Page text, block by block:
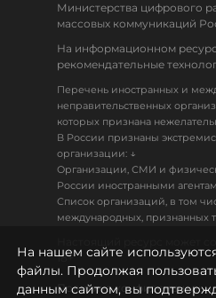
Министерства цифрового
массовых коммуникаций
На информационном
рекомендательные
Перечень иностранных и
неправительственных
которых признана
В России признаны
организации: ↓
Организации, СМИ и
России иностранными
Список организаций, в том
международных, признанных
18+
Политика
На нашем сайте
файлы. Продолжая
данным сайтом, вы